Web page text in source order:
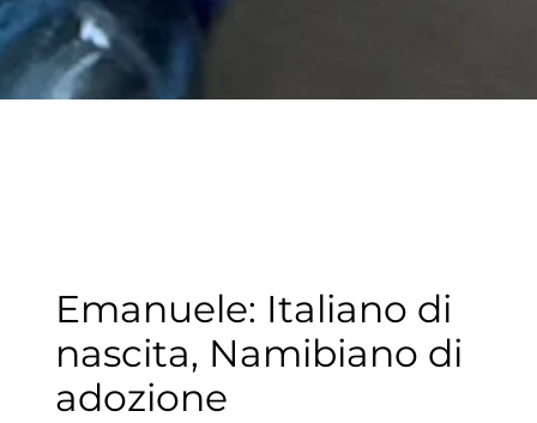
Emanuele: Italiano di
nascita, Namibiano di
adozione